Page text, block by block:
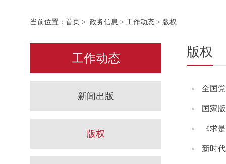
当前位置： 首页 > 政务信息 > 工作动态 > 版权
工作动态
新闻出版
版权
版权
全国
国家
《求
新时